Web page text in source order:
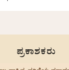
ಪ್ರಕಾಶಕರು